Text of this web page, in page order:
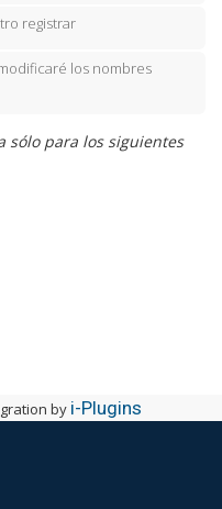
registrar
los nombres
sólo para los siguientes
by i-Plugins